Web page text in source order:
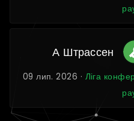
А Штрассен
09 лип. 2026 · Ліга